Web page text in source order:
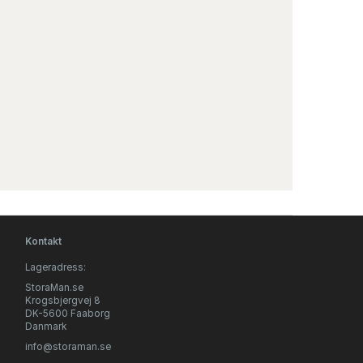
Kontakt
Lageradress:
StoraMan.se
Krogsbjergvej 8
DK-5600 Faaborg
Danmark
info@storaman.se